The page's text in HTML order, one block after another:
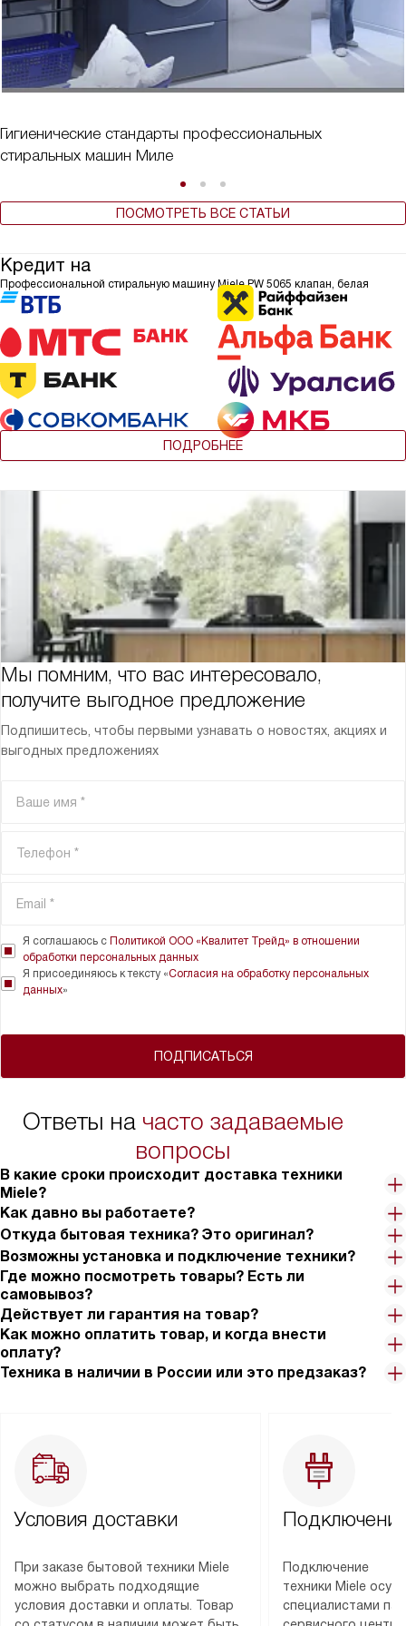
Гигиенические стандарты профессиональных
стиральных машин Миле
ПОСМОТРЕТЬ ВСЕ СТАТЬИ
Кредит на
Профессиональной стиральную машину Miele PW 5065 клапан, белая
ПОДРОБНЕЕ
Мы помним, что вас интересовало,
получите выгодное предложение
Подпишитесь, чтобы первыми узнавать о новостях, акциях и
выгодных предложениях
ПОДПИСАТЬСЯ
Я соглашаюсь с Политикой ООО «Квалитет Трейд» в отношении
обработки персональных данных
Я присоединяюсь к тексту «Согласия на обработку персональных
данных»
Ответы на часто задаваемые
вопросы
В какие сроки происходит доставка техники
Miele?
Как давно вы работаете?
Откуда бытовая техника? Это оригинал?
Возможны установка и подключение техники?
Где можно посмотреть товары? Есть ли
самовывоз?
Действует ли гарантия на товар?
Как можно оплатить товар, и когда внести
оплату?
Техника в наличии в России или это предзаказ?
Условия доставки
При заказе бытовой техники Miele
можно выбрать подходящие
условия доставки и оплаты. Товар
Подключение
техники Miele
специалистами